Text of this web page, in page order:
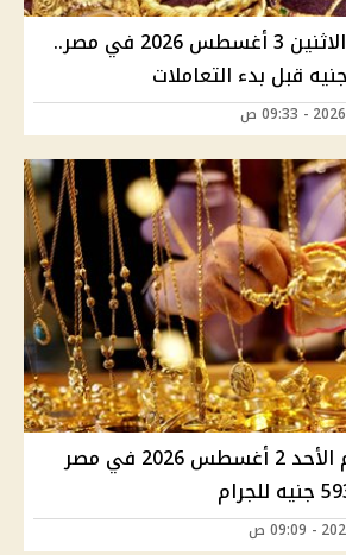
سعر الذهب اليوم الاثنين 3 أغسطس 2026 في مصر..
أسعار الذهب اليوم الأحد 2 أغسطس 2026 في مصر